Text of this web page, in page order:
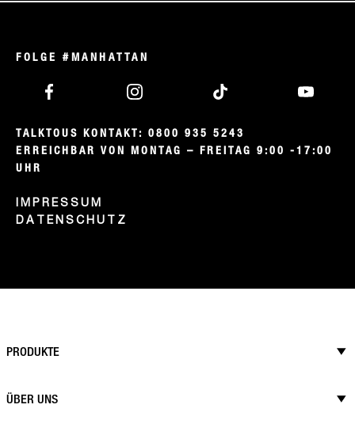
FOLGE #MANHATTAN
TALKTOUS KONTAKT: 0800 935 5243
ERREICHBAR VON MONTAG – FREITAG 9:00 -17:00
UHR
IMPRESSUM
DATENSCHUTZ
PRODUKTE
ÜBER UNS